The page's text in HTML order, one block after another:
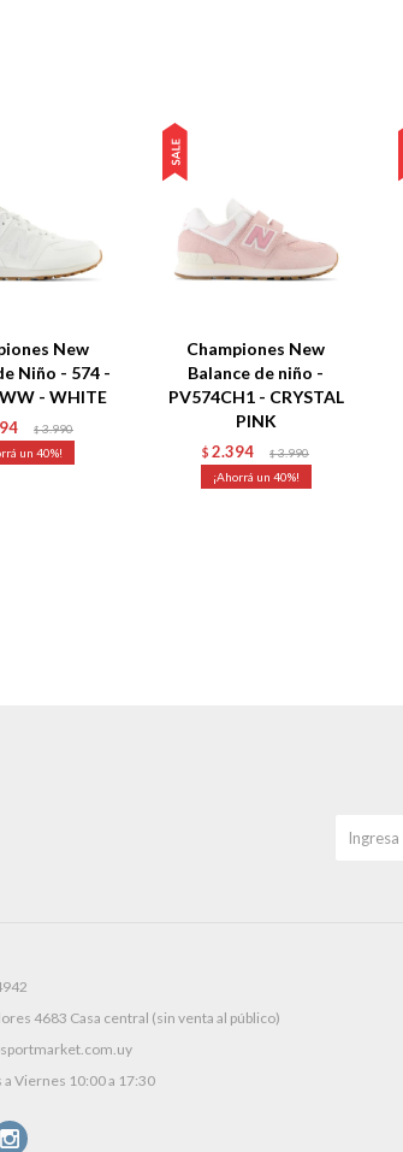
New
Niño - 574 -
- WHITE
$ 3.990
40
Championes New
Balance de niño -
PV574CH1 - CRYSTAL
PINK
$ 2.394 $ 3.990
40
4683 Casa central (sin venta al público)
a Viernes 10:00 a 17:30
